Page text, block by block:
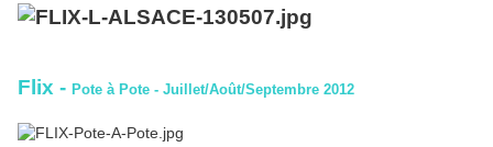
Flix - Pote à Pote - Juillet/Août/Septembre 2012